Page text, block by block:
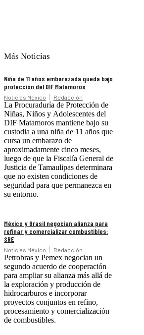
Más Noticias
Niña de 11 años embarazada queda bajo
protección del DIF Matamoros
Noticias México Redacción
La Procuraduría de Protección de
Niñas, Niños y Adolescentes del
DIF Matamoros mantiene bajo su
custodia a una niña de 11 años que
cursa un embarazo de
aproximadamente cinco meses,
luego de que la Fiscalía General de
Justicia de Tamaulipas determinara
que no existen condiciones de
seguridad para que permanezca en
su entorno.
México y Brasil negocian alianza para
refinar y comercializar combustibles:
SRE
Noticias México Redacción
Petrobras y Pemex negocian un
segundo acuerdo de cooperación
para ampliar su alianza más allá de
la exploración y producción de
hidrocarburos e incorporar
proyectos conjuntos en refino,
procesamiento y comercialización
de combustibles.